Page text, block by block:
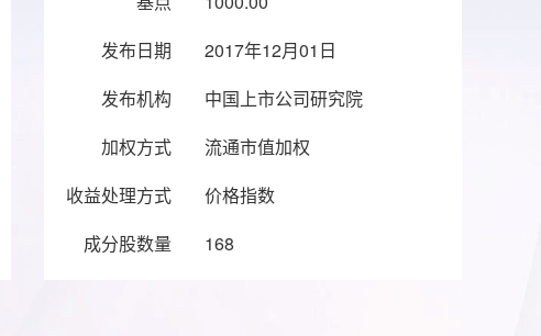
发布日期
2017年12月01日
发布机构
中国上市公司研究院
加权方式
流通市值加权
收益处理方式
价格指数
成分股数量
168